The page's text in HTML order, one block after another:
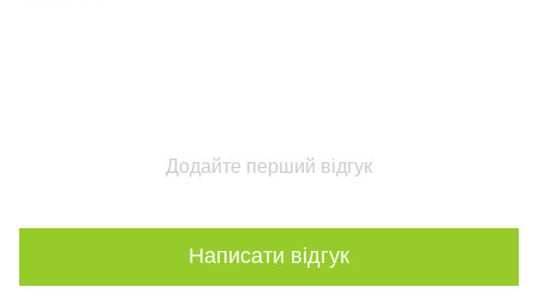
Додайте перший відгук
Написати відгук